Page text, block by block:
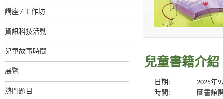
講座 / 工作坊
資訊科技活動
兒童故事時間
展覽
熱門題目
兒童書籍介紹
日期:
2025年
時間:
圖書館